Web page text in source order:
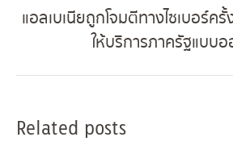
post:
แอลเบเนียถูกโจมตีทางไซเบอร์
ให้บริการภาครัฐแบบ
Related posts